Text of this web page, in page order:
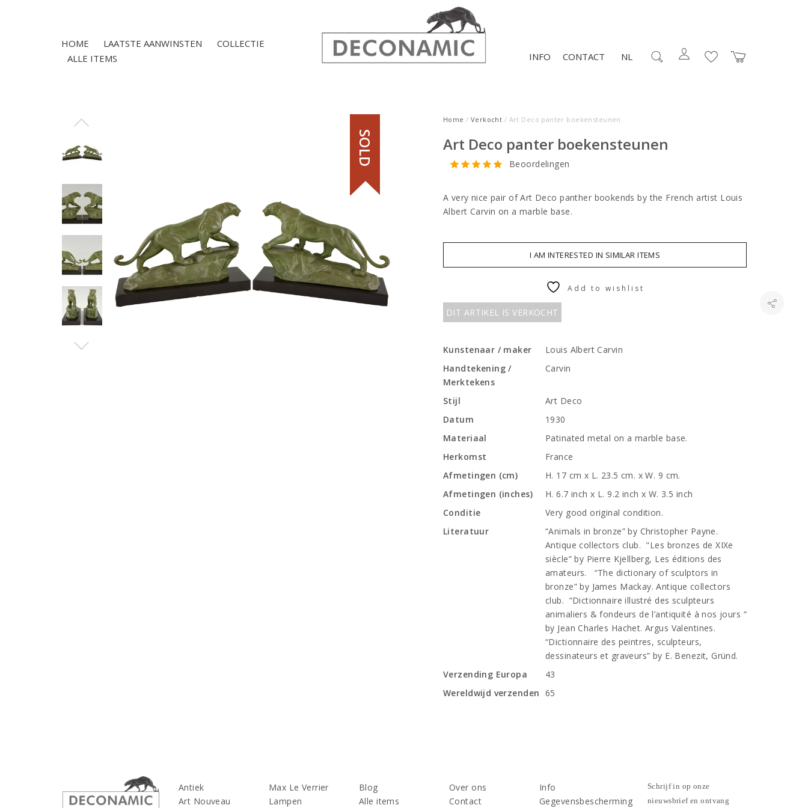
HOME LAATSTE AANWINSTEN
COLLECTIE
ALLE ITEMS
CONTACT
INFO NL
SOLD
Home / Verkocht / Art Deco panter boekensteunen
Art Deco panter boekensteunen
Beoordelingen
A very nice pair of Art Deco panther bookends by the French artist Louis
Albert Carvin on a marble base.
I AM INTERESTED IN SIMILAR ITEMS
DIT ARTIKEL IS VERKOCHT
Add to wishlist
Kunstenaar / maker
Louis Albert Carvin
Handtekening /
Merktekens
Carvin
Stijl
Art Deco
Datum
1930
Materiaal
Patinated metal on a marble base.
Herkomst
France
Afmetingen (cm)
H. 17 cm x L. 23.5 cm. x W. 9 cm.
Afmetingen (inches)
H. 6.7 inch x L. 9.2 inch x W. 3.5 inch
Conditie
Very good original condition.
Literatuur
“Animals in bronze” by Christopher Payne.
Antique collectors club. "Les bronzes de XIXe
siècle” by Pierre Kjellberg, Les éditions des
amateurs. “The dictionary of sculptors in
bronze” by James Mackay. Antique collectors
club. “Dictionnaire illustré des sculpteurs
animaliers & fondeurs de l’antiquité à nos jours “
by Jean Charles Hachet. Argus Valentines.
“Dictionnaire des peintres, sculpteurs,
dessinateurs et graveurs” by E. Benezit, Gründ.
Verzending Europa
43
Wereldwijd verzenden 65
Antiek
Art Nouveau
Max Le Verrier
Lampen
Blog
Alle items
Over ons
Contact
Info
Gegevensbescherming
Schrijf in op onze
nieuwsbrief en ontvang